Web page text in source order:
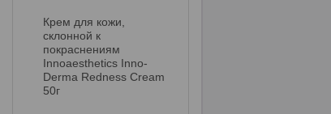
Крем для кожи,
склонной к
покраснениям
Innoaesthetics Inno-
Derma Redness Cream
50г